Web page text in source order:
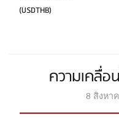
(USDTHB)
ความเคลื่
8 สิงหา